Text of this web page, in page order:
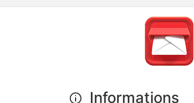
Informations